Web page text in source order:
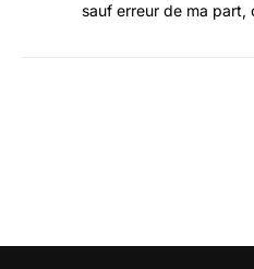
sauf erreur de ma